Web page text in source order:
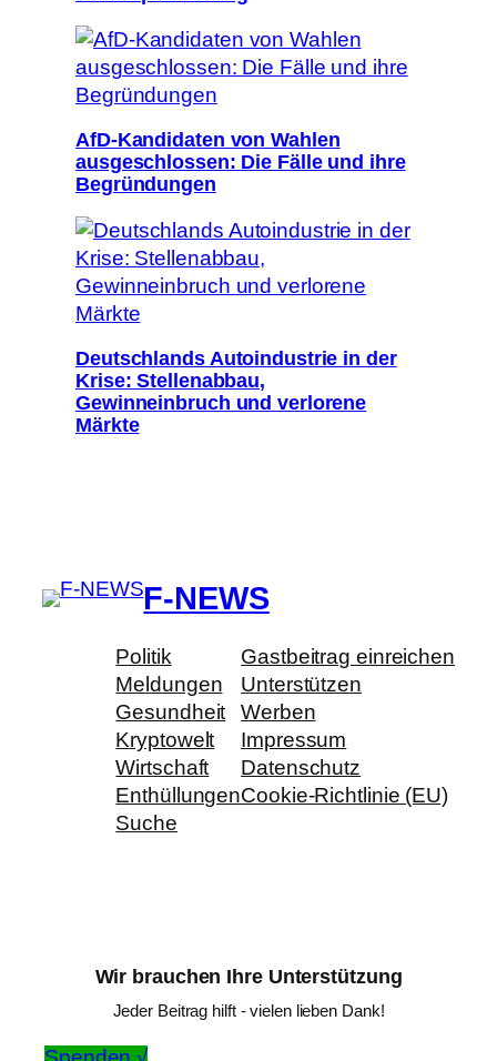
AfD-Kandidaten von Wahlen
ausgeschlossen: Die Fälle und ihre
Begründungen
Deutschlands Autoindustrie in der
Krise: Stellenabbau,
Gewinneinbruch und verlorene
Märkte
F-NEWS
Politik
Meldungen
Gesundheit
Kryptowelt
Wirtschaft
Enthüllungen
Suche
Gastbeitrag einreichen
Unterstützen
Werben
Impressum
Datenschutz
Cookie-Richtlinie (EU)
Wir brauchen Ihre Unterstützung
Jeder Beitrag hilft - vielen lieben Dank!